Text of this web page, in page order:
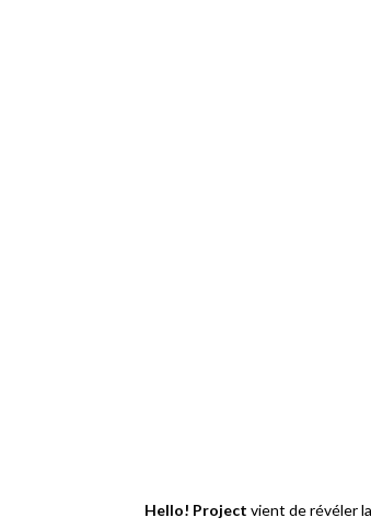
Hello! Project vient de révéler